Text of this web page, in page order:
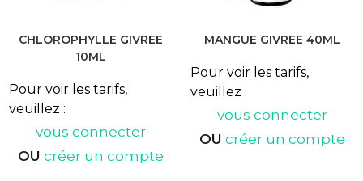
CHLOROPHYLLE GIVREE
10ML
Pour voir les tarifs,
veuillez :
vous connecter
OU créer un compte
MANGUE GIVREE 40ML
Pour voir les tarifs,
veuillez :
vous connecter
OU créer un compte